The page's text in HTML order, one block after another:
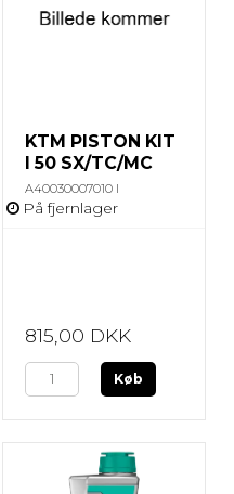
KTM PISTON KIT
I 50 SX/TC/MC
A40030007010 I
På fjernlager
815,00 DKK
Køb